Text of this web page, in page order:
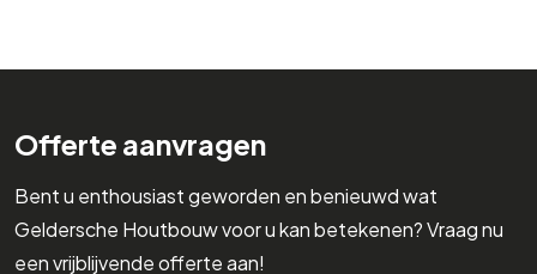
Offerte aanvragen
Bent u enthousiast geworden en benieuwd wat
Geldersche Houtbouw voor u kan betekenen? Vraag nu
een vrijblijvende offerte aan!